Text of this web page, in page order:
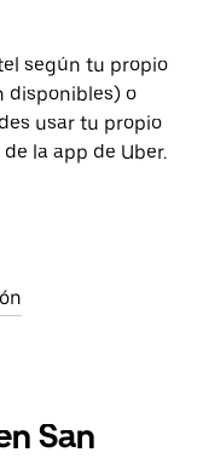
según tu propio
disponibles) o
usar tu propio
la app de Uber.
San